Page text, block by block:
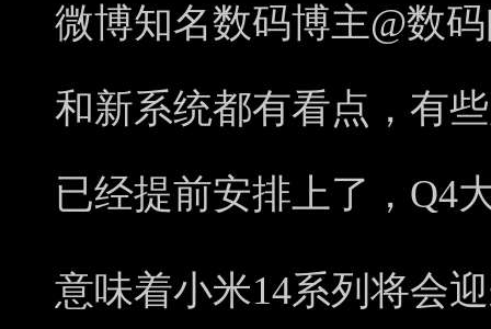
微博知名数码博主@数
和新系统都有看点，有
已经提前安排上了，Q4
意味着小米14系列将会